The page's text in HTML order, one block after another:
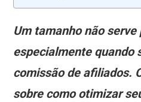
Um tamanho não
especialmente quando
comissão de afiliados.
sobre como otimizar